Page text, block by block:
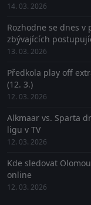
14. 03. 2026
Rozhodne se dnes
zbývajících
13. 03. 2026
Předkola play off
(12. 3.)
12. 03. 2026
Alkmaar vs. Sparta
ligu v TV
12. 03. 2026
Kde sledovat
online
12. 03. 2026